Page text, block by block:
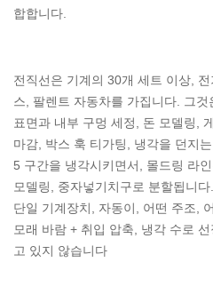
합합니다.
전직선은 기계의 30개 세트 이상,
스, 팔렌트 자동차를 가집니다. 그
표면과 내부 구멍 세정, 돈 모델링,
마감, 박스 훅 티가팅, 냉각을 던지
5 구간을 냉각시키면서, 몰드링 라
모델링, 중자넣기치구로 분할됩니
단일 기계장치, 자동이, 어떤 주조,
모래 바람 + 취입 압축, 냉각 수로
고 있지 않습니다